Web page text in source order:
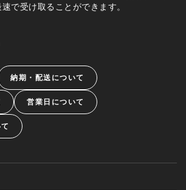
で受け取ることができます。
納期・配送について
営業日について